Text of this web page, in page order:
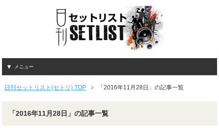
メニュー
日刊セットリスト(セトリ) TOP 「2016年11月28日」の記事一覧
「2016年11月28日」の記事一覧